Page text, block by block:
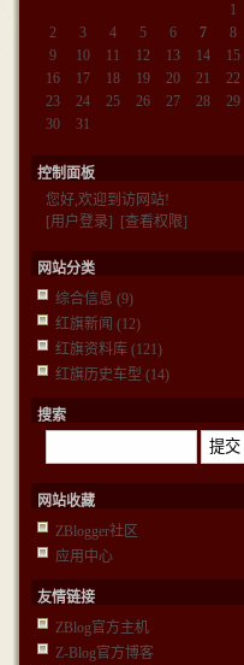
1
2
3 4 5 6 7
8
9
10 11 12 13 14
15
16
17 18 19 20 21
22
23
24 25 26 27 28
29
30
31
控制面板
您好,欢迎到访网站!
[用户登录]
[查看权限]
网站分类
综合信息 (9)
红旗新闻 (12)
红旗资料库 (121)
红旗历史车型 (14)
搜索
网站收藏
ZBlogger社区
应用中心
友情链接
ZBlog官方主机
Z-Blog官方博客